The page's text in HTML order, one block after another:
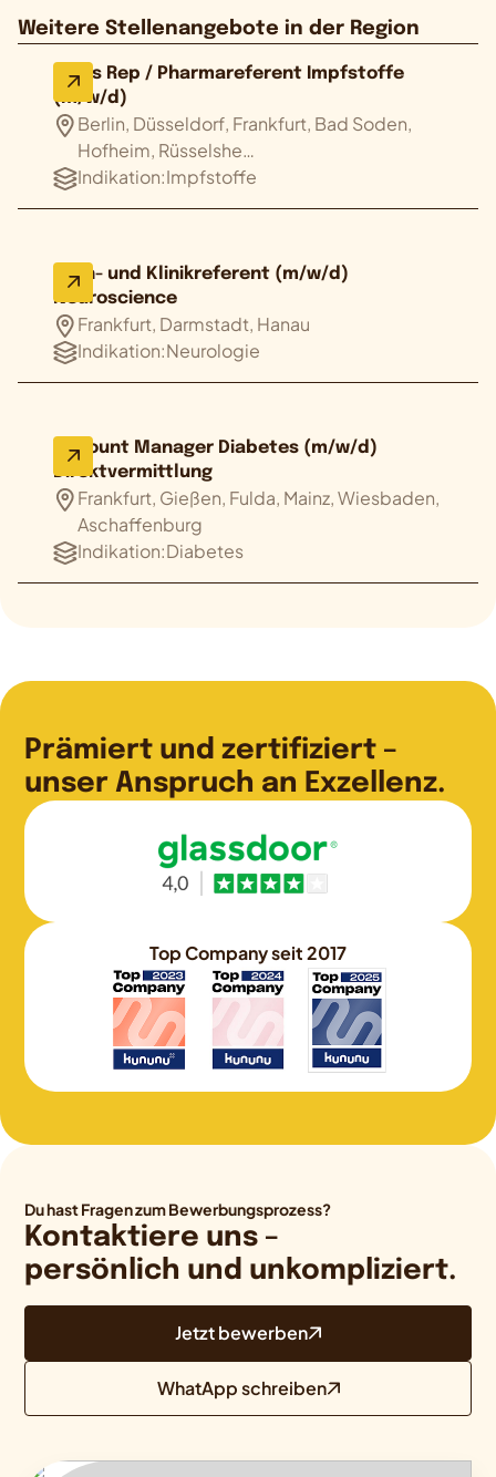
Weitere Stellenangebote in der Region
Sales Rep / Pharmareferent Impfstoffe
(m/w/d)
Berlin, Düsseldorf, Frankfurt, Bad Soden,
Hofheim, Rüsselshe…
Indikation:Impfstoffe
Fach- und Klinikreferent (m/w/d)
Neuroscience
Frankfurt, Darmstadt, Hanau
Indikation:Neurologie
Account Manager Diabetes (m/w/d)
Direktvermittlung
Frankfurt, Gießen, Fulda, Mainz, Wiesbaden,
Aschaffenburg
Indikation:Diabetes
Prämiert und zertifiziert –
unser Anspruch an Exzellenz.
Top Company seit 2017
Du hast Fragen zum Bewerbungsprozess?
Kontaktiere uns –
persönlich und unkompliziert.
Jetzt bewerben
WhatApp schreiben